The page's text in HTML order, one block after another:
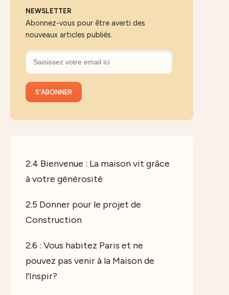
NEWSLETTER
Abonnez-vous pour être averti des
nouveaux articles publiés.
2.4 Bienvenue : La maison vit grâce
à votre générosité
2.5 Donner pour le projet de
Construction
2.6 : Vous habitez Paris et ne
pouvez pas venir à la Maison de
l'Inspir?